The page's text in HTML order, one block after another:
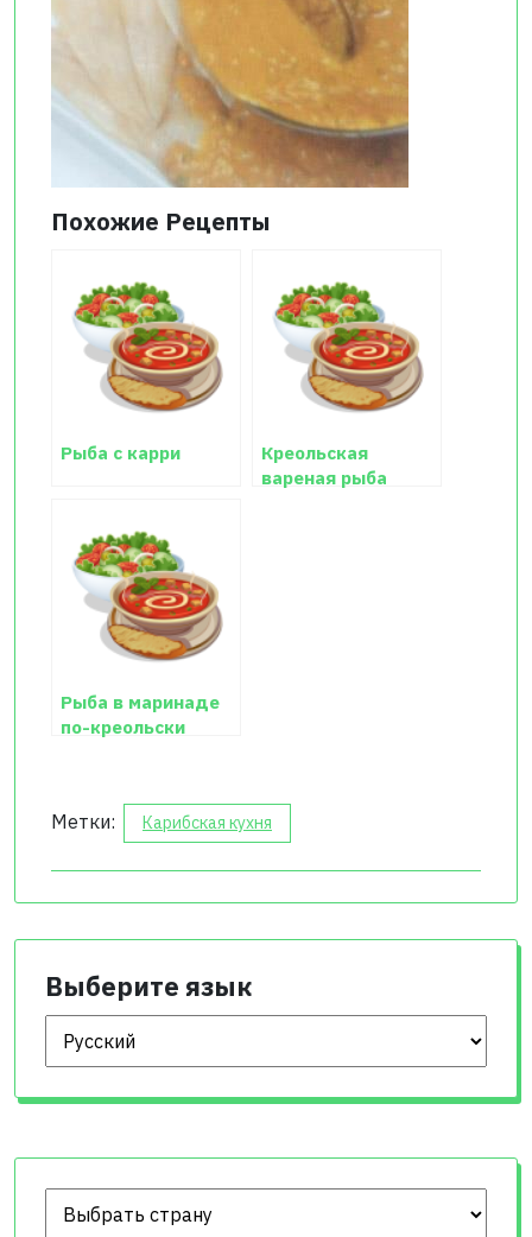
Похожие Рецепты
Рыба с карри
Креольская
вареная рыба
Рыба в маринаде
по-креольски
Метки: Карибская кухня
Выберите язык
Выберите язык